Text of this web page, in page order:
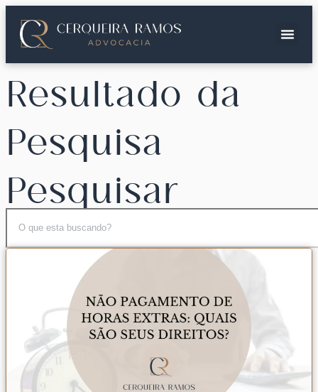
Resultado da
Pesquisa
Pesquisar